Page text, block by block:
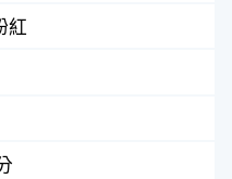
紅